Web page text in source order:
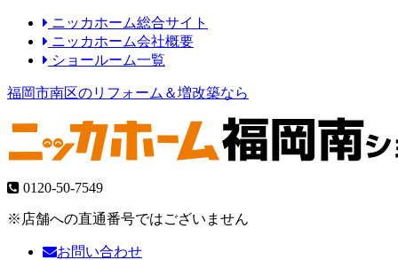
ニッカホーム総合サイト
ニッカホーム会社概要
ショールーム一覧
福岡市南区のリフォーム＆増改築なら
0120-50-7549
※店舗への直通番号ではございません
お問い合わせ